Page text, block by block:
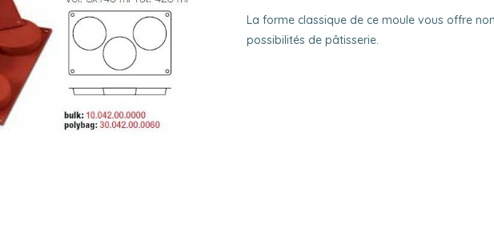
La forme classique de ce moule vous offre
possibilités de pâtisserie.